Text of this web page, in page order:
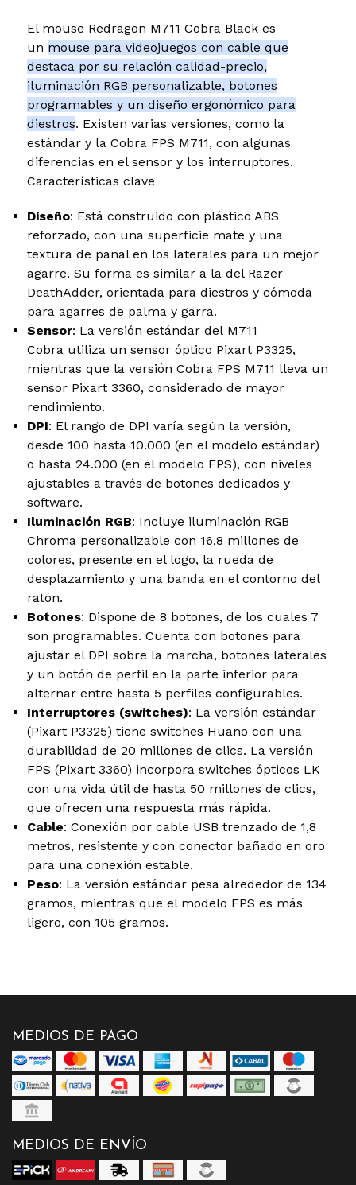
El mouse Redragon M711 Cobra Black es
un mouse para videojuegos con cable que
destaca por su relación calidad-precio,
iluminación RGB personalizable, botones
programables y un diseño ergonómico para
diestros. Existen varias versiones, como la
estándar y la Cobra FPS M711, con algunas
diferencias en el sensor y los interruptores.
Características clave
Diseño: Está construido con plástico ABS
reforzado, con una superficie mate y una
textura de panal en los laterales para un mejor
agarre. Su forma es similar a la del Razer
DeathAdder, orientada para diestros y cómoda
para agarres de palma y garra.
Sensor: La versión estándar del M711
Cobra utiliza un sensor óptico Pixart P3325,
mientras que la versión Cobra FPS M711 lleva un
sensor Pixart 3360, considerado de mayor
rendimiento.
DPI: El rango de DPI varía según la versión,
desde 100 hasta 10.000 (en el modelo estándar)
o hasta 24.000 (en el modelo FPS), con niveles
ajustables a través de botones dedicados y
software.
Iluminación RGB: Incluye iluminación RGB
Chroma personalizable con 16,8 millones de
colores, presente en el logo, la rueda de
desplazamiento y una banda en el contorno del
ratón.
Botones: Dispone de 8 botones, de los cuales 7
son programables. Cuenta con botones para
ajustar el DPI sobre la marcha, botones laterales
y un botón de perfil en la parte inferior para
alternar entre hasta 5 perfiles configurables.
Interruptores (switches): La versión estándar
(Pixart P3325) tiene switches Huano con una
durabilidad de 20 millones de clics. La versión
FPS (Pixart 3360) incorpora switches ópticos LK
con una vida útil de hasta 50 millones de clics,
que ofrecen una respuesta más rápida.
Cable: Conexión por cable USB trenzado de 1,8
metros, resistente y con conector bañado en oro
para una conexión estable.
Peso: La versión estándar pesa alrededor de 134
gramos, mientras que el modelo FPS es más
ligero, con 105 gramos.
MEDIOS DE PAGO
MEDIOS DE ENVÍO